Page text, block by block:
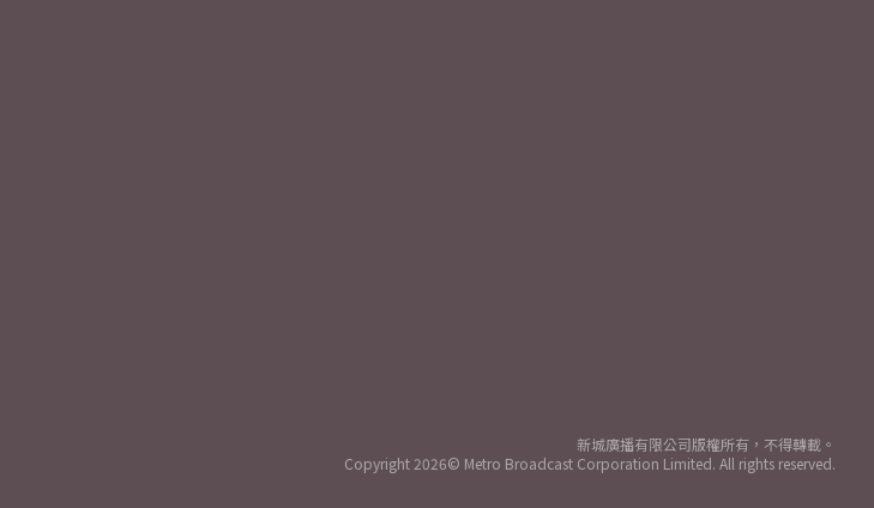
新城廣播有限公司版權所有，不得轉載。
Copyright 2026© Metro Broadcast Corporation Limited. All rights reserved.